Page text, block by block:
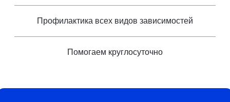
Профилактика всех видов зависимостей
Помогаем круглосуточно